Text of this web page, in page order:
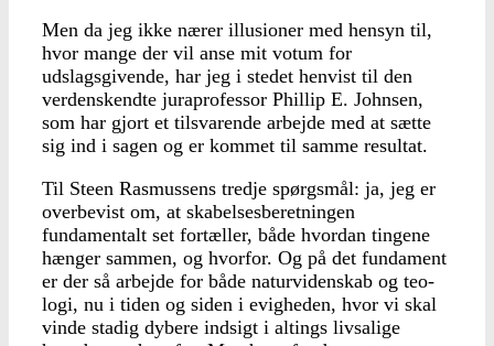
Men da jeg ikke nærer il­lusioner med hensyn til,
hvor mange der vil anse mit votum for
udslagsgivende, har jeg i stedet henvist til den
verdenskendte juraprofessor Phillip E. Johnsen,
som har gjort et tilsvarende arbejde med at sætte
sig ind i sagen og er kommet til samme resultat.
Til Steen Rasmussens tredje spørgsmål: ja, jeg er
overbevist om, at skabelses­beretningen
fundamentalt set fortæller, både hvordan tingene
hænger sammen, og hvorfor. Og på det funda­ment
er der så arbejde for både naturvidenskab og teo­
logi, nu i tiden og siden i evigheden, hvor vi skal
vin­de stadig dybere indsigt i altings livsalige